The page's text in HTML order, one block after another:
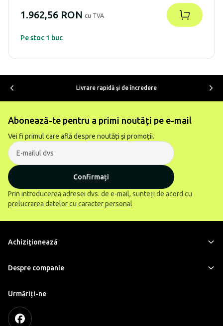
1.962,56 RON cu TVA
Pe stoc 1 buc
Livrare rapidă şi de încredere
Abonează-te pentru a primi noutăți pe e-mail
Vei fi primul care află despre noutăți și promoții.
Confirmați
Prin introducerea adresei dvs. de e-mail, sunteți de acord cu
prelucrarea datelor cu caracter personal
Achiziţionează
Despre companie
Urmăriți-ne